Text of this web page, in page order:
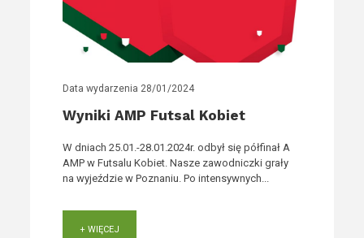
Data wydarzenia 28/01/2024
Wyniki AMP Futsal Kobiet
W dniach 25.01.-28.01.2024r. odbył się półfinał A
AMP w Futsalu Kobiet. Nasze zawodniczki grały
na wyjeździe w Poznaniu. Po intensywnych...
+ WIĘCEJ